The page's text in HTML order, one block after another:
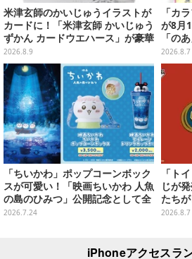
米津玄師のかいじゅうイラストが
カードに！「米津玄師 かいじゅう
ずかん カードウエハース」が豪華
ラインナップ
2026.8.9
「カ
が8月
「の
デザイ
付き
2026.8.7
「ちいかわ」ポップコーンボック
スが可愛い！「映画ちいかわ 人魚
の島のひみつ」公開記念として全
国劇場で販売、セイレーンドリン
2026.7.24
「ト
じが
たち
コード
2026.8.7
iPhoneアクセスラ